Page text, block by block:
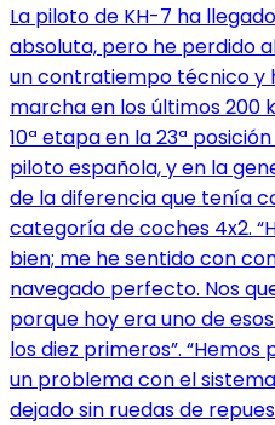
La piloto de KH-7 ha
absoluta, pero he perdido
un contratiempo técnico y
marcha en los últimos 200
10ª etapa en la 23ª
piloto española, y en la
de la diferencia que tenía
categoría de coches 4x2.
bien; me he sentido con
navegado perfecto. Nos
porque hoy era uno de
los diez primeros”.
un problema con el
dejado sin ruedas de